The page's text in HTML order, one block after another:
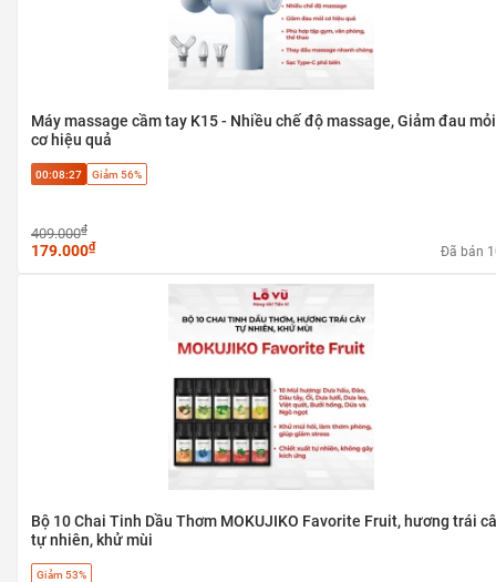
Máy massage cầm tay K15 - Nhiều chế độ massage, Giảm đau mỏi
cơ hiệu quả
00:08:27 Giảm 56%
409.000₫
179.000₫ Đã bán
Bộ 10 Chai Tinh Dầu Thơm MOKUJIKO Favorite Fruit, hương trái
tự nhiên, khử mùi
Giảm 53%